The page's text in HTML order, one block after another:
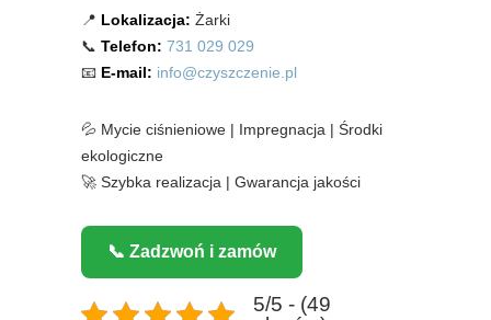
📍 Lokalizacja: Żarki
📞 Telefon: 731 029 029
📧 E-mail: info@czyszczenie.pl
💦 Mycie ciśnieniowe | Impregnacja | Środki
ekologiczne
🚀 Szybka realizacja | Gwarancja jakości
📞 Zadzwoń i zamów
5/5 - (49